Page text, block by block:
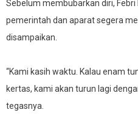
Sebelum membubarkan diri,
pemerintah dan aparat segera
disampaikan.
“Kami kasih waktu. Kalau enam
kertas, kami akan turun lagi
tegasnya.